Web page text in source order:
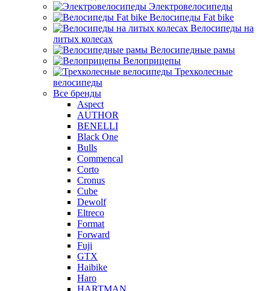
Электровелосипеды
Велосипеды Fat bike
Велосипеды на
литых колесах
Велосипедные рамы
Велоприцепы
Трехколесные
велосипеды
Все бренды
Aspect
AUTHOR
BENELLI
Black One
Bulls
Commencal
Corto
Cronus
Cube
Dewolf
Eltreco
Format
Forward
Fuji
GTX
Haibike
Haro
HARTMAN